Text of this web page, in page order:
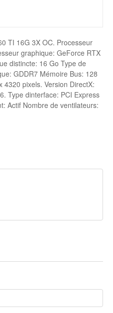
TI 16G 3X OC. Processeur
graphique: GeForce RTX
distincte: 16 Go Type de
GDDR7 Mémoire Bus: 128
pixels. Version DirectX:
Type dinterface: PCI Express
Actif Nombre de ventilateurs: